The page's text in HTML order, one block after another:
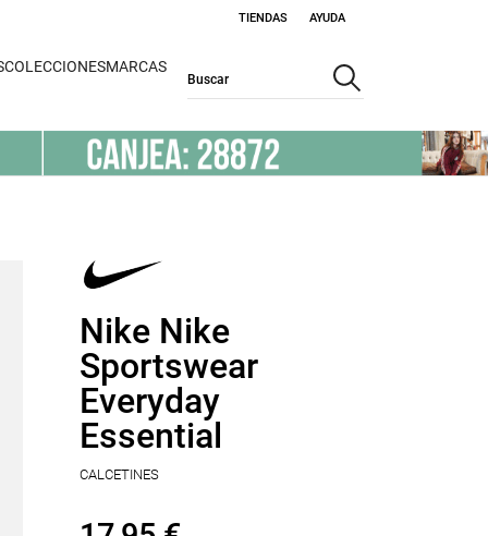
TIENDAS AYUDA
COLECCIONESMARCAS
Nike Nike
Sportswear
Everyday
Essential
CALCETINES